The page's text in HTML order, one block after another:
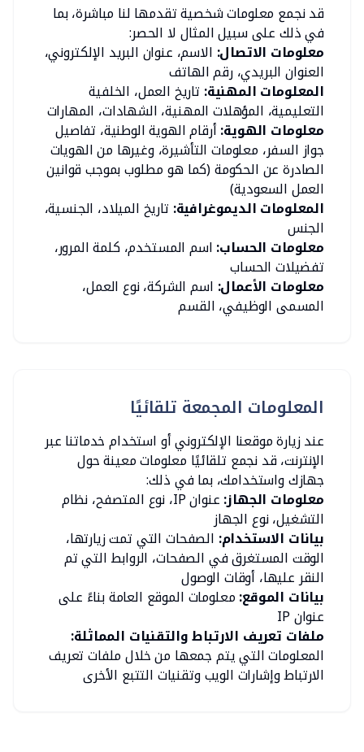
قد نجمع معلومات شخصية تقدمها لنا مباشرة، بما
في ذلك على سبيل المثال لا الحصر:
معلومات الاتصال: الاسم، عنوان البريد الإلكتروني،
العنوان البريدي، رقم الهاتف
المعلومات المهنية: تاريخ العمل، الخلفية
التعليمية، المؤهلات المهنية، الشهادات، المهارات
معلومات الهوية:أرقام الهوية الوطنية، تفاصيل
جواز السفر، معلومات التأشيرة، وغيرها من الهويات
الصادرة عن الحكومة (كما هو مطلوب بموجب قوانين
العمل السعودية)
المعلومات الديموغرافية: تاريخ الميلاد، الجنسية،
الجنس
معلومات الحساب:اسم المستخدم، كلمة المرور،
تفضيلات الحساب
معلومات الأعمال: اسم الشركة، نوع العمل،
المسمى الوظيفي، القسم
المعلومات المجمعة تلقائيًا
عند زيارة موقعنا الإلكتروني أو استخدام خدماتنا عبر
الإنترنت، قد نجمع تلقائيًا معلومات معينة حول
جهازك واستخدامك، بما في ذلك:
معلومات الجهاز: عنوان IP، نوع المتصفح، نظام
التشغيل، نوع الجهاز
بيانات الاستخدام: الصفحات التي تمت زيارتها،
الوقت المستغرق في الصفحات، الروابط التي تم
النقر عليها، أوقات الوصول
بيانات الموقع:معلومات الموقع العامة بناءً على
عنوان IP
ملفات تعريف الارتباط والتقنيات المماثلة:
المعلومات التي يتم جمعها من خلال ملفات تعريف
الارتباط وإشارات الويب وتقنيات التتبع الأخرى